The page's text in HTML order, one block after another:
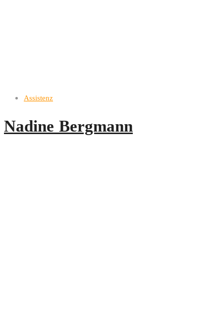
Assistenz
Nadine Bergmann